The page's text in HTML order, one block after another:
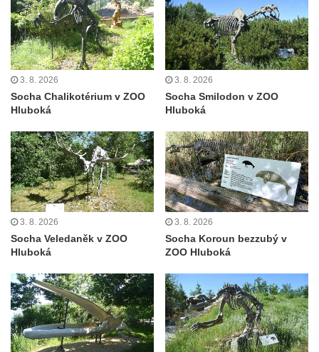
Sousoší svatého Václava, svatého Floriána
a svatého Jana Nepomuckého východně
od Mezné
Socha vodníka na trase naučné stezky v
Srbské Kamenici
Sousoší dětí u obecního úřadu v Janově
Socha Andromedé u pavilonu Reinerovy
fresky v Duchcově
Socha Amfitrité u pavilonu Reinerovy fresky
v Duchcově
Socha Flóry u pavilonu Reinerovy fresky v
Socha Afrodité u pavilonu Reinerovy fresky
v Duchcově
Pamětní kámen rybníka Barbory v
Duchcově
3. 8. 2026
Socha Chalikotérium v ZOO
Hluboká
3. 8. 2026
Socha Smilodon v ZOO
Hluboká
3. 8. 2026
Socha Veledaněk v ZOO
Hluboká
3. 8. 2026
Socha Koroun bezzubý v
ZOO Hluboká